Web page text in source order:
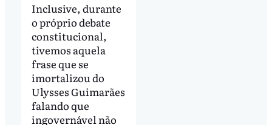
Inclusive, durante
o próprio debate
constitucional,
tivemos aquela
frase que se
imortalizou do
Ulysses Guimarães
falando que
ingovernável não